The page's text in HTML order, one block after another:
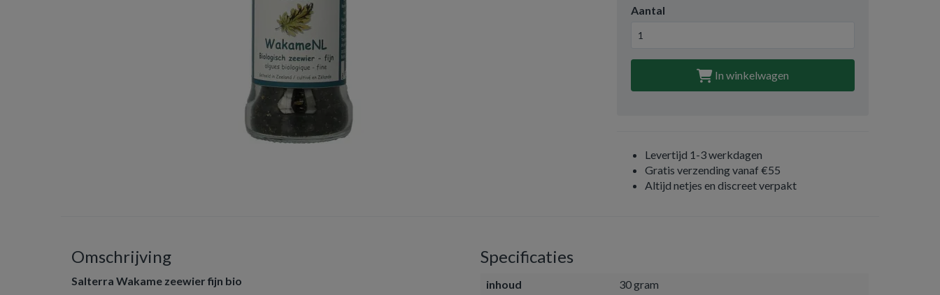
Aantal
In winkelwagen
Levertijd 1-3 werkdagen
Gratis verzending vanaf €55
Altijd netjes en discreet verpakt
Omschrijving
Salterra Wakame zeewier fijn bio
Specificaties
inhoud
30 gram